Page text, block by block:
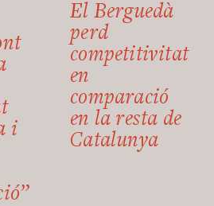
i
El Berguedà
perd
competitivitat
en
comparació
en la resta de
Catalunya